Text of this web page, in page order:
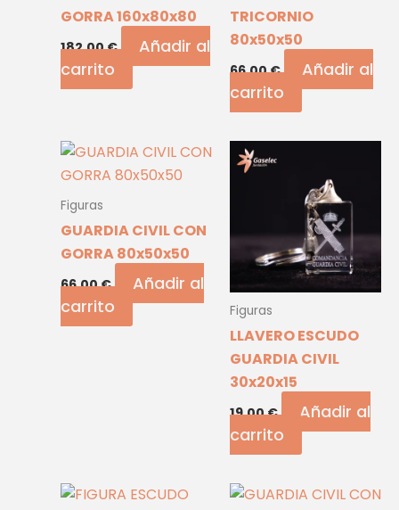
GORRA 160x80x80
182,00€
Añadir al
carrito
TRICORNIO
80x50x50
66,00€
Añadir al
carrito
Figuras
GUARDIA CIVIL CON
GORRA 80x50x50
66,00€
Añadir al
carrito
Figuras
LLAVERO ESCUDO
GUARDIA CIVIL
30x20x15
19,00€
Añadir al
carrito